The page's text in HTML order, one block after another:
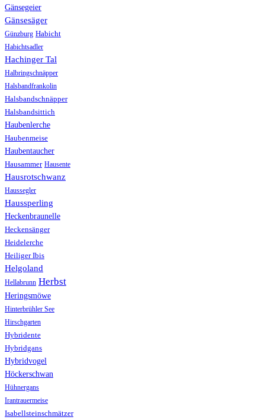
Gänsegeier
Gänsesäger
Günzburg Habicht
Habichtsadler
Hachinger Tal
Halbringschnäpper
Halsbandfrankolin
Halsbandschnäpper
Halsbandsittich
Haubenlerche
Haubenmeise
Haubentaucher
Hausammer Hausente
Hausrotschwanz
Haussegler
Haussperling
Heckenbraunelle
Heckensänger
Heidelerche
Heiliger Ibis
Helgoland
Hellabrunn Herbst
Heringsmöwe
Hinterbrühler See
Hirschgarten
Hybridente
Hybridgans
Hybridvogel
Höckerschwan
Hühnergans
Irantrauermeise
Isabellsteinschmätzer